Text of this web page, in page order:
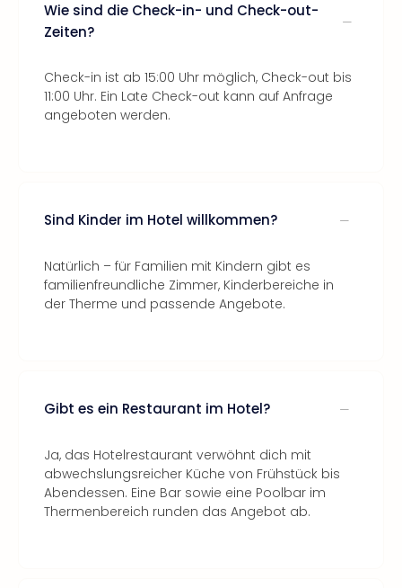
Wie sind die Check-in- und Check-out-
Zeiten?
Check-in ist ab 15:00 Uhr möglich, Check-out bis
11:00 Uhr. Ein Late Check-out kann auf Anfrage
angeboten werden.
Sind Kinder im Hotel willkommen?
Natürlich – für Familien mit Kindern gibt es
familienfreundliche Zimmer, Kinderbereiche in
der Therme und passende Angebote.
Gibt es ein Restaurant im Hotel?
Ja, das Hotelrestaurant verwöhnt dich mit
abwechslungsreicher Küche von Frühstück bis
Abendessen. Eine Bar sowie eine Poolbar im
Thermenbereich runden das Angebot ab.